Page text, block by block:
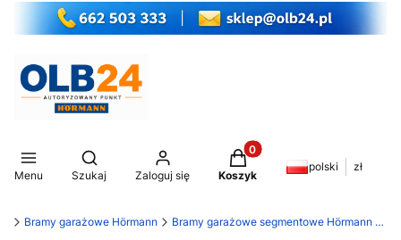
Menu
Otwórz wyszukiwarkę
Szukaj Zaloguj się
Produkty w koszyku: 0.
Koszyk
polski zł
Bramy garażowe Hörmann Bramy garażowe segmentowe Hörmann LPU 42